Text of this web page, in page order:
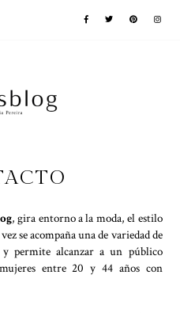
, gira entorno a la moda, el estilo
se acompaña una de variedad de
permite alcanzar a un público
entre 20 y 44 años con